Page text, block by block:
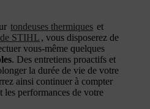
tondeuses thermiques et
de STIHL , vous disposerez de
vous-même quelques
. Des entretiens proactifs et
la durée de vie de votre
ainsi continuer à compter
performances de votre